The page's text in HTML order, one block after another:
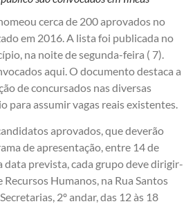
cerca de 200 aprovados no
em 2016. A lista foi publicada no
na noite de segunda-feira ( 7).
aqui . O documento destaca a
de concursados nas diversas
para assumir vagas reais existentes.
aprovados, que deverão
de apresentação, entre 14 de
data prevista, cada grupo deve dirigir-
Humanos, na Rua Santos
2º andar, das 12 às 18